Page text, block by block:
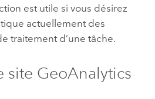
est utile si vous désirez
actuellement des
traitement d’une tâche.
site GeoAnalytics